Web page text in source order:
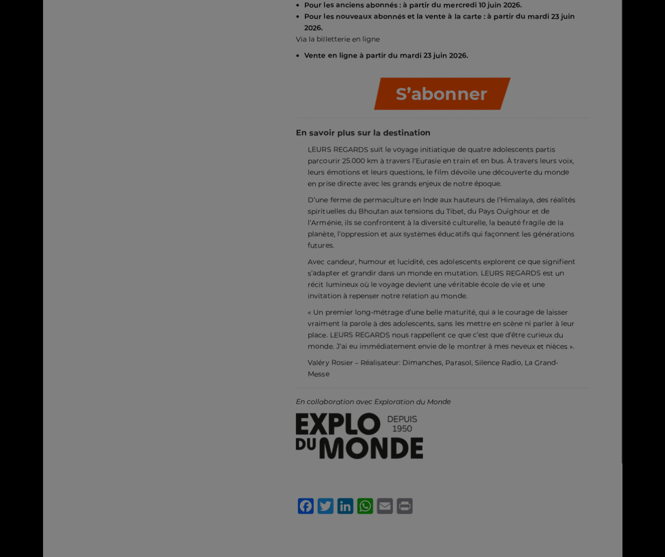
Pour les anciens abonnés : à partir du mercredi 10 juin 2026.
Pour les nouveaux abonnés et la vente à la carte : à partir du mardi 23 juin
2026.
Via la billetterie en ligne
Vente en ligne à partir du mardi 23 juin 2026.
En savoir plus sur la destination
LEURS REGARDS suit le voyage initiatique de quatre adolescents partis
parcourir 25.000 km à travers l’Eurasie en train et en bus. À travers leurs voix,
leurs émotions et leurs questions, le film dévoile une découverte du monde
en prise directe avec les grands enjeux de notre époque.
D’une ferme de permaculture en Inde aux hauteurs de l’Himalaya, des réalités
spirituelles du Bhoutan aux tensions du Tibet, du Pays Ouïghour et de
l’Arménie, ils se confrontent à la diversité culturelle, la beauté fragile de la
planète, l’oppression et aux systèmes éducatifs qui façonnent les générations
futures.
Avec candeur, humour et lucidité, ces adolescents explorent ce que signifient
s’adapter et grandir dans un monde en mutation. LEURS REGARDS est un
récit lumineux où le voyage devient une véritable école de vie et une
invitation à repenser notre relation au monde.
« Un premier long-métrage d’une belle maturité, qui a le courage de laisser
vraiment la parole à des adolescents, sans les mettre en scène ni parler à leur
place. LEURS REGARDS nous rappellent ce que c’est que d’être curieux du
monde. J’ai eu immédiatement envie de le montrer à mes neveux et nièces ».
Valéry Rosier – Réalisateur: Dimanches, Parasol, Silence Radio, La Grand-
Messe
En collaboration avec Exploration du Monde
Facebook
Twitter
LinkedIn
WhatsApp
Email